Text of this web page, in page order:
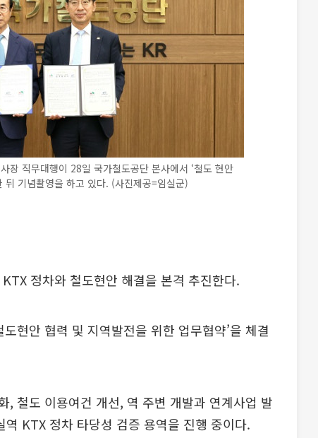
직무대행이 28일 국가철도공단 본사에서 ‘철도 현안
뒤 기념촬영을 하고 있다. (사진제공=임실군)
정차와 철도현안 해결을 본격 추진한다.
현안 협력 및 지역발전을 위한 업무협약’을 체결
, 철도 이용여건 개선, 역 주변 개발과 연계사업 발
KTX 정차 타당성 검증 용역을 진행 중이다.